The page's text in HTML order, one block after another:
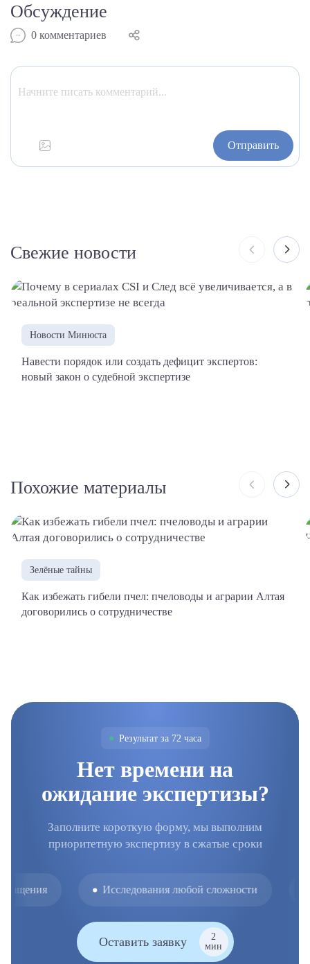
Обсуждение
0 комментариев
Отправить
Свежие новости
Новости Минюста
Навести порядок или создать дефицит экспертов:
новый закон о судебной экспертизе
Похожие материалы
Зелёные тайны
Как избежать гибели пчел: пчеловоды и аграрии Алтая
договорились о сотрудничестве
Результат за 72 часа
Нет времени на
ожидание экспертизы?
Заполните короткую форму, мы выполним
приоритетную экспертизу в сжатые сроки
Исследования любой сложности
Оставить заявку
2
мин